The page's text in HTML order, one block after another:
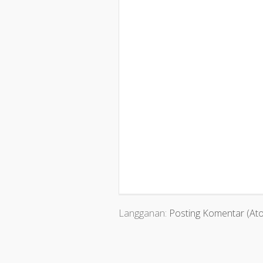
Langganan: Posting Komentar